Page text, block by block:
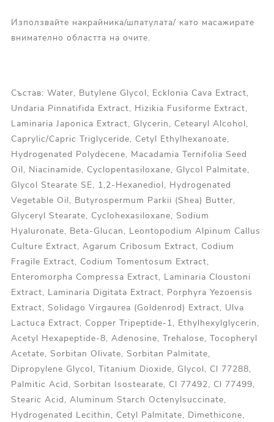
Използвайте накрайника/шпатулата/ като масажирате
внимателно областта на очите.
Състав: Water, Butylene Glycol, Ecklonia Cava Extract,
Undaria Pinnatifida Extract, Hizikia Fusiforme Extract,
Laminaria Japonica Extract, Glycerin, Cetearyl Alcohol,
Caprylic/Capric Triglyceride, Cetyl Ethylhexanoate,
Hydrogenated Polydecene, Macadamia Ternifolia Seed
Oil, Niacinamide, Cyclopentasiloxane, Glycol Palmitate,
Glycol Stearate SE, 1,2-Hexanediol, Hydrogenated
Vegetable Oil, Butyrospermum Parkii (Shea) Butter,
Glyceryl Stearate, Cyclohexasiloxane, Sodium
Hyaluronate, Beta-Glucan, Leontopodium Alpinum Callus
Culture Extract, Agarum Cribosum Extract, Codium
Fragile Extract, Codium Tomentosum Extract,
Enteromorpha Compressa Extract, Laminaria Cloustoni
Extract, Laminaria Digitata Extract, Porphyra Yezoensis
Extract, Solidago Virgaurea (Goldenrod) Extract, Ulva
Lactuca Extract, Copper Tripeptide-1, Ethylhexylglycerin,
Acetyl Hexapeptide-8, Adenosine, Trehalose, Tocopheryl
Acetate, Sorbitan Olivate, Sorbitan Palmitate,
Dipropylene Glycol, Titanium Dioxide, Glycol, Cl 77288,
Palmitic Acid, Sorbitan Isostearate, Cl 77492, Cl 77499,
Stearic Acid, Aluminum Starch Octenylsuccinate,
Hydrogenated Lecithin, Cetyl Palmitate, Dimethicone,